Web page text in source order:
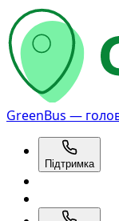
GreenBus —
Підтримка